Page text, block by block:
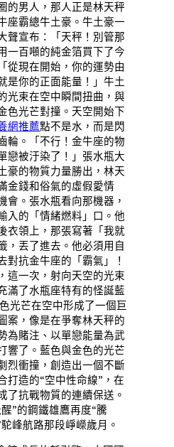
的男人，那人正是林天秤
霸總牛土豪。牛土豪一
聲宣布：「天秤！別管那
一百噸的純金箔買下了今
從現在開始，你的運勢由
是你的正面能量！」牛土
光束在空中瞬間扭曲，與
色光芒對撞。天空開始下
網推薦點不是水，而是閃
輪。「不行！金牛座的物
戀被汙染了！」張水瓶大
豪的物質力量勝出，林天
金錢和俗氣的虛假愛情
會。張水瓶看向那機器，
入的「情緒燃料」口。他
衣領上，那張寫著「我就
，丟了進去。他必須用自
對抗金牛座的「霸氣」！
這一次，射向天空的光束
滿了水瓶座特有的怪誕藍
光芒在空中形成了一個巨
案，像是在爭奪林天秤的
為賭注、以單戀能量為武
響了。藍色與金色的光芒
烈衝撞，創造出一個不斷
打造的“空中性命線”，在
了抗戰物質的連續保送。
”的鋼鐵雄鷹再度“騰
峰航路那段崢嶸歲月。